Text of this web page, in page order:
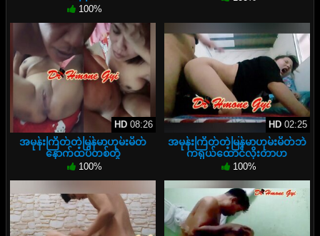
100%
HD08:26
အမုန်းကြိတ်တဲ့မြန်မာဟုမ်းမိတ်
နောက်ထပ်တစ်တွဲ
100%
HD02:25
အမုန်းကြိတ်တဲ့မြန်မာဟုမ်းမိတ်ဘဲ
ကရှယ်ထောင်လိုးတာဟ
100%